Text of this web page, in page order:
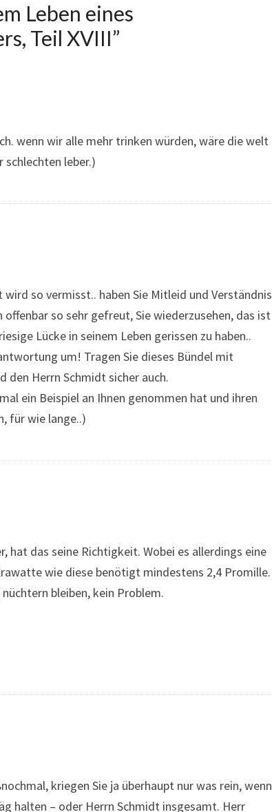
Leben eines
Teil XVIII”
wenn wir alle mehr trinken würden, wäre die welt
schlechten leber.)
so vermisst.. haben Sie Mitleid und Verständnis
so sehr gefreut, Sie wiederzusehen, das ist
Lücke in seinem Leben gerissen zu haben..
um! Tragen Sie dieses Bündel mit
den Herrn Schmidt sicher auch.
ein Beispiel an Ihnen genommen hat und ihren
für wie lange..)
hat das seine Richtigkeit. Wobei es allerdings eine
wie diese benötigt mindestens 2,4 Promille.
bleiben, kein Problem.
kriegen Sie ja überhaupt nur was rein, wenn
halten – oder Herrn Schmidt insgesamt. Herr